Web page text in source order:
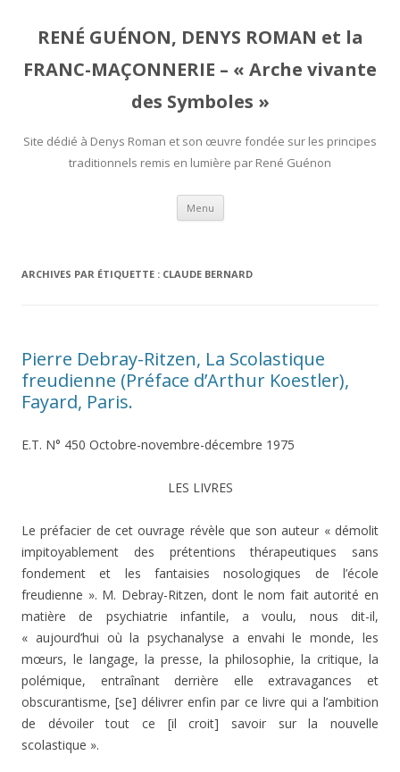
RENÉ GUÉNON, DENYS ROMAN et la
FRANC-MAÇONNERIE – « Arche vivante
des Symboles »
Site dédié à Denys Roman et son œuvre fondée sur les principes
traditionnels remis en lumière par René Guénon
Menu Aller
contenu
ARCHIVES PAR ÉTIQUETTE : CLAUDE BERNARD
Pierre Debray-Ritzen, La Scolastique
freudienne (Préface d’Arthur Koestler),
Fayard, Paris.
E.T. N° 450 Octobre-novembre-décembre 1975
LES LIVRES
Le préfacier de cet ouvrage révèle que son auteur « démolit
impitoyablement des prétentions thérapeutiques sans
fondement et les fantaisies nosologiques de l’école
freudienne ». M. Debray-Ritzen, dont le nom fait autorité en
matière de psychiatrie infantile, a voulu, nous dit-il,
« aujourd’hui où la psychanalyse a envahi le monde, les
mœurs, le langage, la presse, la philosophie, la critique, la
polémique, entraînant derrière elle extravagances et
obscurantisme, [se] délivrer enfin par ce livre qui a l’ambition
de dévoiler tout ce [il croit] savoir sur la nouvelle
scolastique ».